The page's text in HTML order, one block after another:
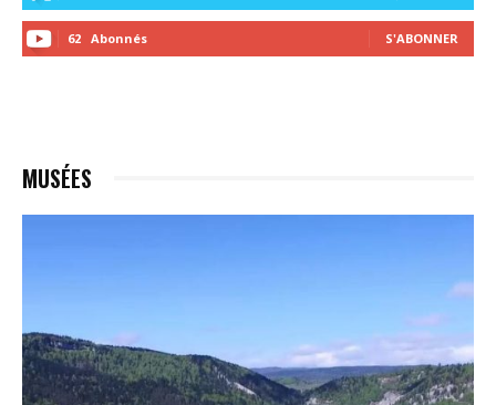
62 Abonnés S'ABONNER
MUSÉES